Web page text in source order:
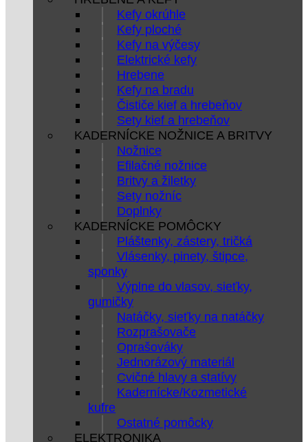
Kefy okrúhle
Kefy ploché
Kefy na výčesy
Elektrické kefy
Hrebene
Kefy na bradu
Čističe kief a hrebeňov
Sety kief a hrebeňov
KADERNÍCKE NOŽNICE A BRITVY
Nožnice
Efilačné nožnice
Britvy a žiletky
Sety nožníc
Doplnky
KADERNÍCKE POMÔCKY
Pláštenky, zástery, tričká
Vlásenky, pinety, štipce,
sponky
Výplne do vlasov, sieťky,
gumičky
Natáčky, sieťky na natáčky
Rozprašovače
Oprašováky
Jednorázový materiál
Cvičné hlavy a statívy
Kadernícke/Kozmetické
kufre
Ostatné pomôcky
ELEKTRONIKA